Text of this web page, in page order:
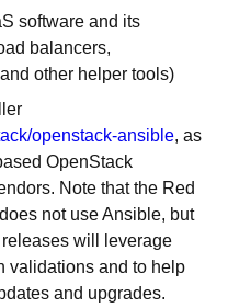
software and its
balancers,
other helper tools)
openstack-ansible, as
OpenStack
Note that the Red
not use Ansible, but
will leverage
validations and to help
and upgrades.